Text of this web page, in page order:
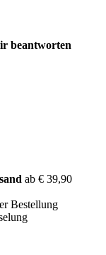
beantworten
ab € 39,90
Bestellung